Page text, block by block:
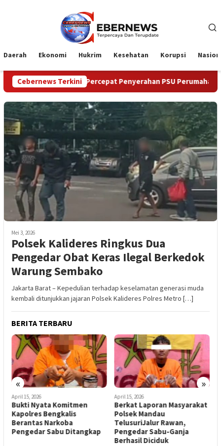
Daerah Ekonomi Hukrim Kesehatan Korupsi
Cebernews Terkini
Penyerahan PSU Perumahan kepada Pemerintah
Mei 3, 2026
Polsek Kalideres Ringkus Dua
Pengedar Obat Keras Ilegal Berkedok
Warung Sembako
Jakarta Barat – Kepedulian terhadap keselamatan generasi muda
kembali ditunjukkan jajaran Polsek Kalideres Polres Metro […]
BERITA TERBARU
« »
April 15, 2026
Bukti Nyata Komitmen
Kapolres Bengkalis
Berantas Narkoba
Pengedar Sabu Ditangkap
April 15, 2026
Berkat Laporan Masyarakat
Polsek Mandau
TelusuriJalur Rawan,
Pengedar Sabu-Ganja
Berhasil Diciduk